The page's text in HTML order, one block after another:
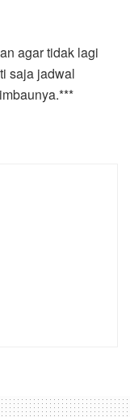
agar tidak lagi
saja jadwal